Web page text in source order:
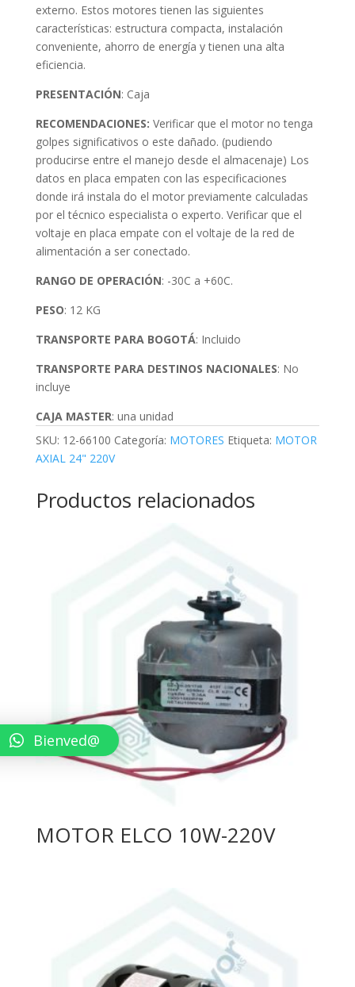
externo. Estos motores tienen las siguientes
características: estructura compacta, instalación
conveniente, ahorro de energía y tienen una alta
eficiencia.
PRESENTACIÓN: Caja
RECOMENDACIONES: Verificar que el motor no tenga
golpes significativos o este dañado. (pudiendo
producirse entre el manejo desde el almacenaje) Los
datos en placa empaten con las especificaciones
donde irá instala do el motor previamente calculadas
por el técnico especialista o experto. Verificar que el
voltaje en placa empate con el voltaje de la red de
alimentación a ser conectado.
RANGO DE OPERACIÓN: -30C a +60C.
PESO: 12 KG
TRANSPORTE PARA BOGOTÁ: Incluido
TRANSPORTE PARA DESTINOS NACIONALES: No
incluye
CAJA MASTER: una unidad
SKU: 12-66100 Categoría: MOTORES Etiqueta: MOTOR
AXIAL 24" 220V
Productos relacionados
MOTOR ELCO 10W-220V
Bienved@